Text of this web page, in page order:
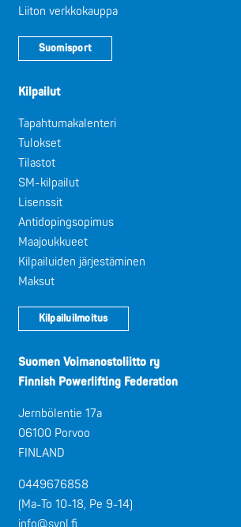
Liiton verkkokauppa
Suomisport
Kilpailut
Tapahtumakalenteri
Tulokset
Tilastot
SM-kilpailut
Lisenssit
Antidopingsopimus
Maajoukkueet
Kilpailuiden järjestäminen
Maksut
Kilpailuilmoitus
Suomen Voimanostoliitto ry
Finnish Powerlifting Federation
Jernbölentie 17a
06100 Porvoo
FINLAND
0449676858
(Ma-To 10-18, Pe 9-14)